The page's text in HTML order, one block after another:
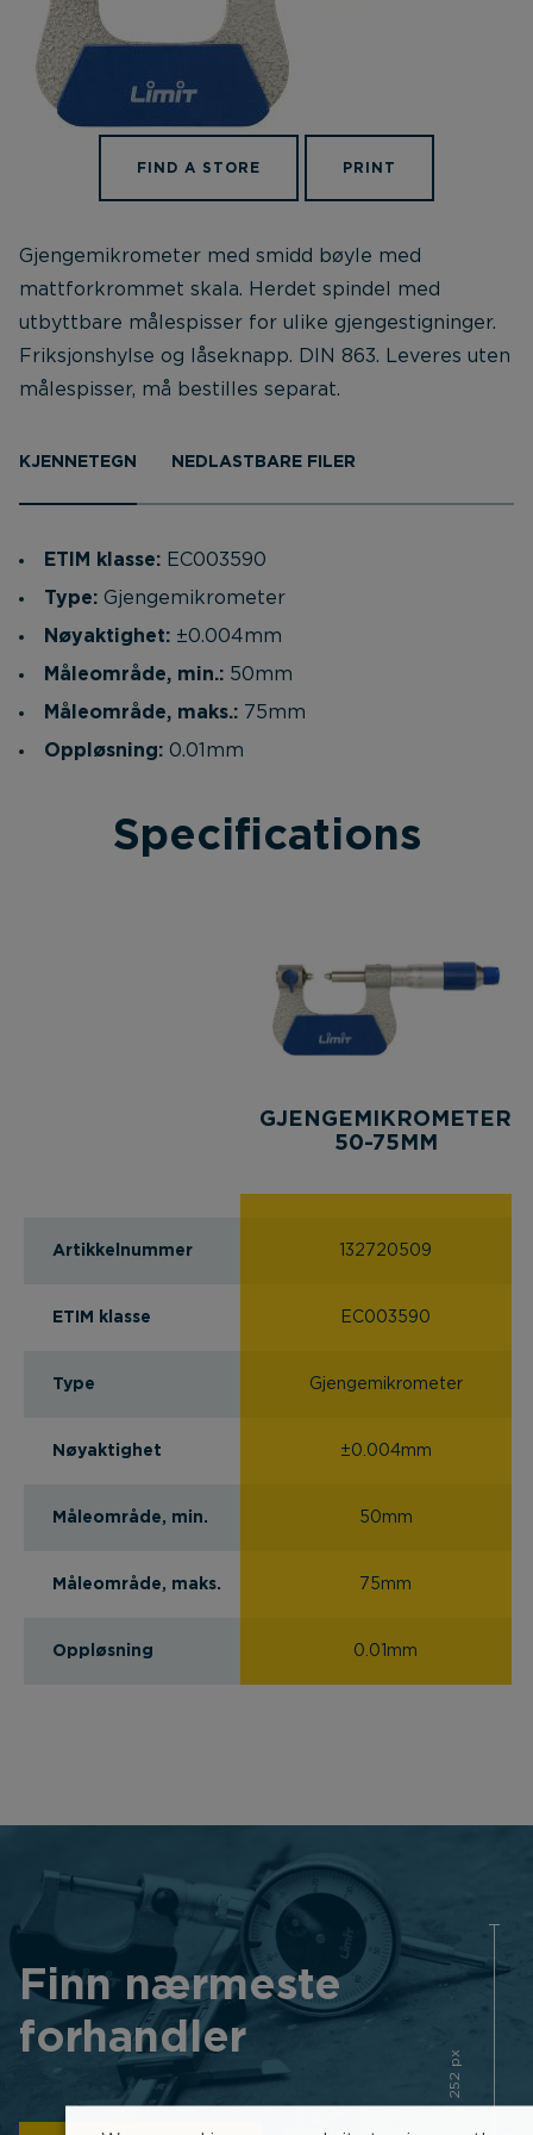
FIND A STORE PRINT
Gjengemikrometer med smidd bøyle med
mattforkrommet skala. Herdet spindel med
utbyttbare målespisser for ulike gjengestigninger.
Friksjonshylse og låseknapp. DIN 863. Leveres uten
målespisser, må bestilles separat.
KJENNETEGN NEDLASTBARE FILER
ETIM klasse: EC003590
Type: Gjengemikrometer
Nøyaktighet: ±0.004mm
Måleområde, min.: 50mm
Måleområde, maks.: 75mm
Oppløsning: 0.01mm
Specifications
Artikkelnummer
ETIM klasse
Type
Nøyaktighet
Måleområde, min.
Måleområde, maks.
Oppløsning
GJENGEMIKROMETER
50-75MM
132720509
EC003590
Gjengemikrometer
±0.004mm
50mm
75mm
0.01mm
Finn nærmeste
forhandler
252 px